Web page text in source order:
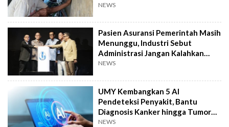
NEWS
Pasien Asuransi Pemerintah Masih
Menunggu, Industri Sebut
Administrasi Jangan Kalahkan
Kemanusiaan
NEWS
UMY Kembangkan 5 AI
Pendeteksi Penyakit, Bantu
Diagnosis Kanker hingga Tumor
Otak Lebih Cepat
NEWS